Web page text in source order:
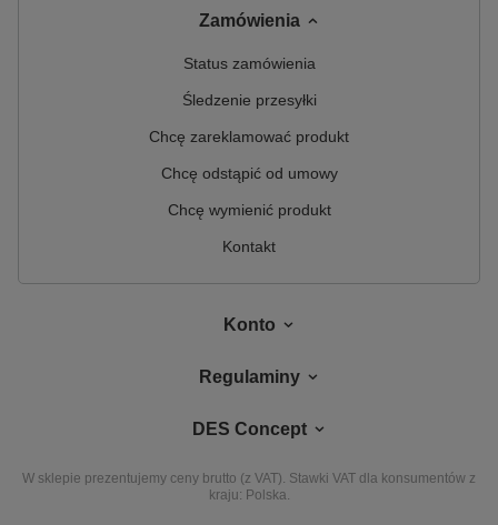
Zamówienia
Status zamówienia
Śledzenie przesyłki
Chcę zareklamować produkt
Chcę odstąpić od umowy
Chcę wymienić produkt
Kontakt
Konto
Regulaminy
DES Concept
W sklepie prezentujemy ceny brutto (z VAT). Stawki VAT dla konsumentów z
kraju: Polska.